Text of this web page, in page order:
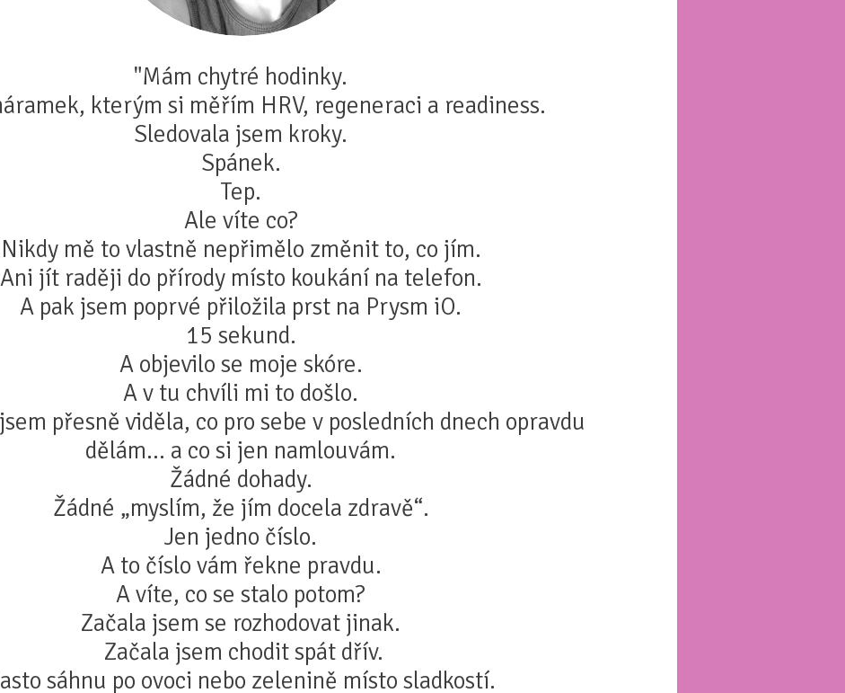
"Mám chytré hodinky.
kterým si měřím HRV, regeneraci a readiness.
Sledovala jsem kroky.
Spánek.
Tep.
Ale víte co?
Nikdy mě to vlastně nepřimělo změnit to, co jím.
Ani jít raději do přírody místo koukání na telefon.
A pak jsem poprvé přiložila prst na Prysm iO.
15 sekund.
A objevilo se moje skóre.
A v tu chvíli mi to došlo.
přesně viděla, co pro sebe v posledních dnech opravdu
dělám… a co si jen namlouvám.
Žádné dohady.
Žádné „myslím, že jím docela zdravě“.
Jen jedno číslo.
A to číslo vám řekne pravdu.
A víte, co se stalo potom?
Začala jsem se rozhodovat jinak.
Začala jsem chodit spát dřív.
sáhnu po ovoci nebo zelenině místo sladkostí.